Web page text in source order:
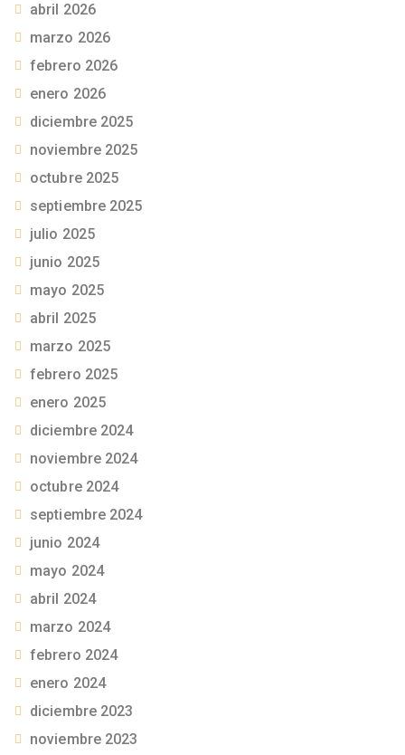
abril 2026
marzo 2026
febrero 2026
enero 2026
diciembre 2025
noviembre 2025
octubre 2025
septiembre 2025
julio 2025
junio 2025
mayo 2025
abril 2025
marzo 2025
febrero 2025
enero 2025
diciembre 2024
noviembre 2024
octubre 2024
septiembre 2024
junio 2024
mayo 2024
abril 2024
marzo 2024
febrero 2024
enero 2024
diciembre 2023
noviembre 2023